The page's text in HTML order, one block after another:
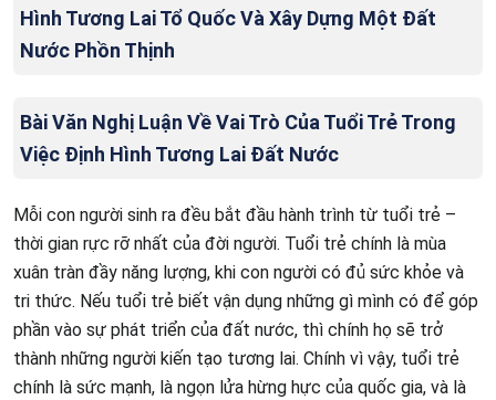
Hình Tương Lai Tổ Quốc Và Xây Dựng Một Đất
Nước Phồn Thịnh
Bài Văn Nghị Luận Về Vai Trò Của Tuổi Trẻ Trong
Việc Định Hình Tương Lai Đất Nước
Mỗi con người sinh ra đều bắt đầu hành trình từ tuổi trẻ –
thời gian rực rỡ nhất của đời người. Tuổi trẻ chính là mùa
xuân tràn đầy năng lượng, khi con người có đủ sức khỏe và
tri thức. Nếu tuổi trẻ biết vận dụng những gì mình có để góp
phần vào sự phát triển của đất nước, thì chính họ sẽ trở
thành những người kiến tạo tương lai. Chính vì vậy, tuổi trẻ
chính là sức mạnh, là ngọn lửa hừng hực của quốc gia, và là